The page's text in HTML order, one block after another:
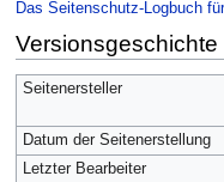
Das Seitenschutz-Logbuch
Versionsgeschichte
Seitenersteller
Datum der Seitenerstellung
Letzter Bearbeiter